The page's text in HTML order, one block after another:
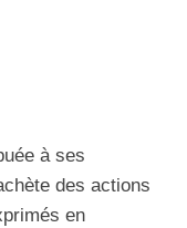
à ses
des actions
en